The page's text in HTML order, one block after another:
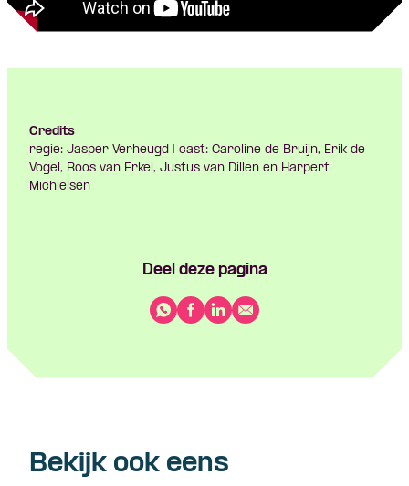
Credits
regie: Jasper Verheugd | cast: Caroline de Bruijn, Erik de
Vogel, Roos van Erkel, Justus van Dillen en Harpert
Michielsen
Deel deze pagina
Bekijk ook eens